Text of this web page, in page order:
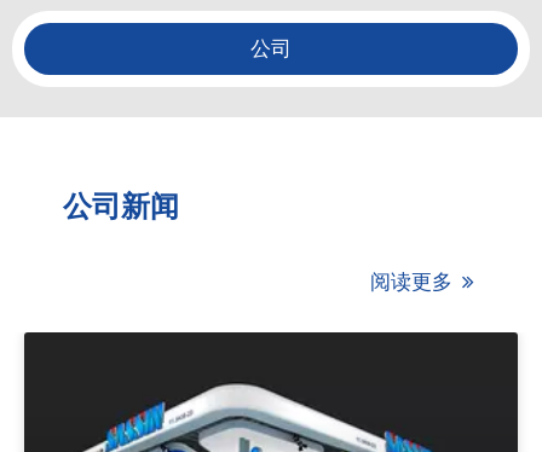
公司
公司新闻
阅读更多 